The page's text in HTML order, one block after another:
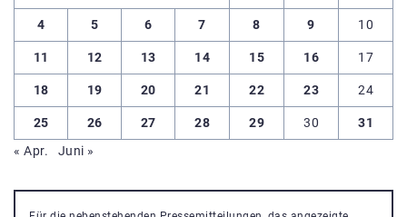
4 5 6 7 8 9 10
11 12 13 14 15 16 17
18 19 20 21 22 23 24
25 26 27 28 29 30
31
« Apr.
Juni »